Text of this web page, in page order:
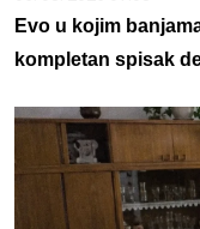
Evo u kojim
kompletan spisak